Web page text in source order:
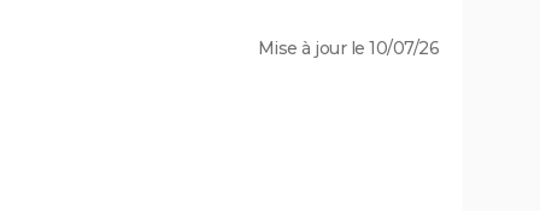
Mise à jour le 10/07/26